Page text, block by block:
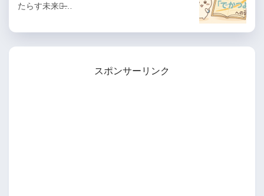
たらす未来と̶…
スポンサーリンク